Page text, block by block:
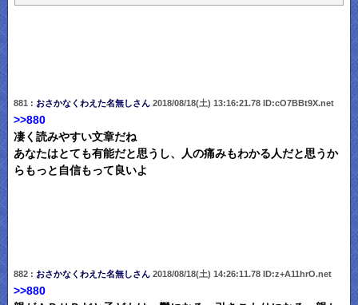
881 : おさかなくわえた名無しさん2018/08/18(土) 13:16:21.78 ID:cO7BBt9X.net
>>880
凄く読みやすい文章だね
あなたはとても有能だと思うし、人の痛みもわかる人だと思うか
らもっと自信もって良いよ
882 : おさかなくわえた名無しさん2018/08/18(土) 14:26:11.78 ID:z+A11hrO.net
>>880